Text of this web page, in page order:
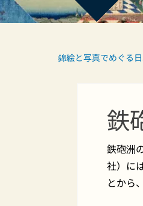
錦絵と写真でめぐる
鉄
鉄砲洲
社）に
とから